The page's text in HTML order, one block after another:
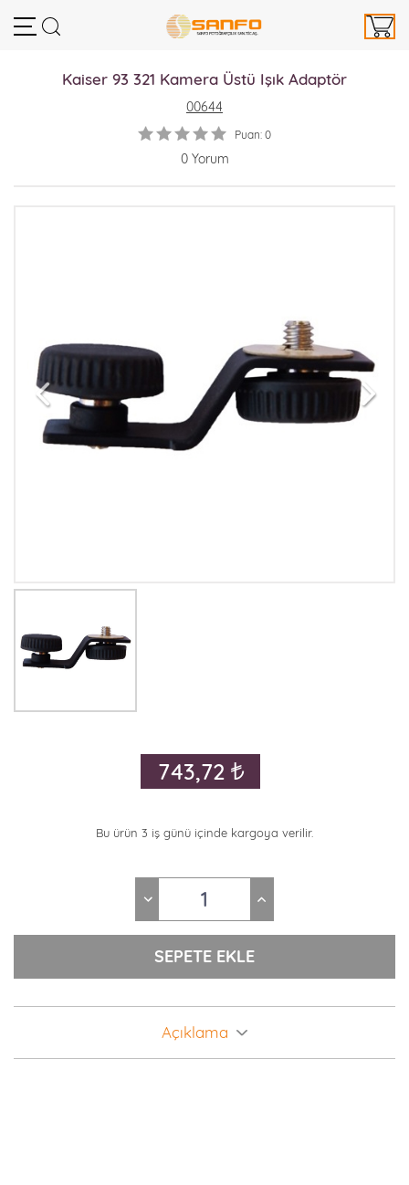
Kaiser 93 321 Kamera Üstü Işık Adaptör
00644
Puan: 0
0 Yorum
743,72
Bu ürün 3 iş günü içinde kargoya verilir.
Açıklama